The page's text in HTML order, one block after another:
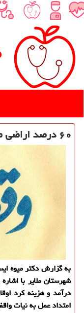
۶۰ درصد اراضی ملایر موقوفه است
به گزارش دكتر میوه
شهرستان ملایر با
درآمد و ‏هزینه كرد
امتداد عمل به نیات